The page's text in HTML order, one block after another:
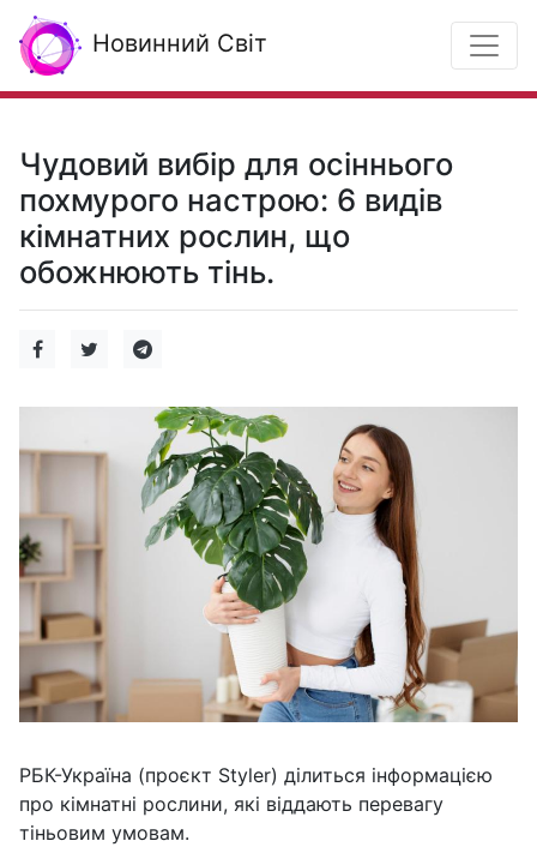
Новинний Світ
Чудовий вибір для осіннього
похмурого настрою: 6 видів
кімнатних рослин, що
обожнюють тінь.
РБК-Україна (проєкт Styler) ділиться інформацією
про кімнатні рослини, які віддають перевагу
тіньовим умовам.